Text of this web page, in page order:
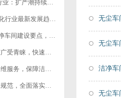
半导体/芯片行业：扩产潮持续，超洁净制程···
2026年5月净化行业最新发展趋势及下游···
解析 GMP 洁净车间建设要点，助力药企···
模块化洁净室广受青睐，快速搭建高效洁净空···
升级一站式运维服务，保障洁净车间长期稳定···
严守行业施工规范，全面落实新版净化工程验···
无尘车
无尘车
洁净车
无尘车